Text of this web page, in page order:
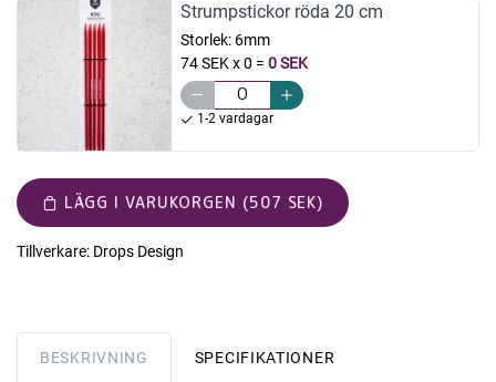
Strumpstickor röda 20 cm
Storlek: 6mm
74 SEK x 0 = 0 SEK
1-2 vardagar
LÄGG I VARUKORGEN (507 SEK)
Tillverkare: Drops Design
BESKRIVNING SPECIFIKATIONER